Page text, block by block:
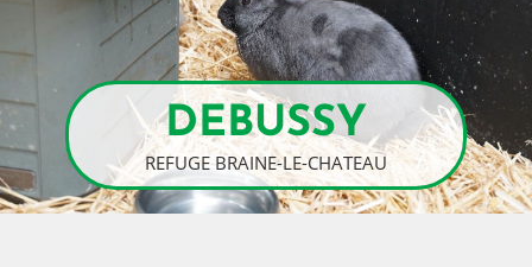
DEBUSSY
REFUGE BRAINE-LE-CHATEAU